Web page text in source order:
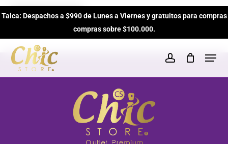
Skip
to
content
Talca: Despachos a $990 de Lunes a Viernes y gratuitos para compras
compras sobre $100.000.
account
Return To Home Page